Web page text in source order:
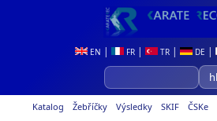
EN | FR | TR | DE |
Katalog Žebříčky Výsledky SKIF ČSKe